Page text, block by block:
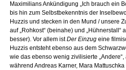
Maximilians Ankündigung „Ich brauch ein
bis hin zum Selbstbekenntnis der
Huzzis und stecken in den Mund / unsere
auf „Rohkost“ (beinahe) und „Hühnerstall“
besser). Vor allem istDer Einzug eine
Huzzis entsteht ebenso aus dem
wie das ebenso wenig zivilisierte „Andere“,
während Andreas Karner, Mara